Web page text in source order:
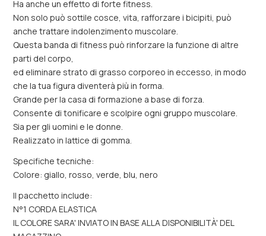
Ha anche un effetto di forte fitness.
Non solo può sottile cosce, vita, rafforzare i bicipiti, può
anche trattare indolenzimento muscolare.
Questa banda di fitness può rinforzare la funzione di altre
parti del corpo,
ed eliminare strato di grasso corporeo in eccesso, in modo
che la tua figura diventerà più in forma.
Grande per la casa di formazione a base di forza.
Consente di tonificare e scolpire ogni gruppo muscolare.
Sia per gli uomini e le donne.
Realizzato in lattice di gomma.
Specifiche tecniche:
Colore: giallo, rosso, verde, blu, nero
Il pacchetto include:
N°1 CORDA ELASTICA
IL COLORE SARA' INVIATO IN BASE ALLA DISPONIBILITÀ' DEL